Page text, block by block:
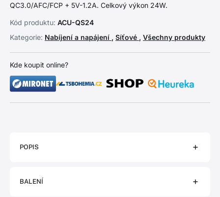
QC3.0/AFC/FCP + 5V-1.2A. Celkový výkon 24W.
Kód produktu: ACU-QS24
Kategorie: Nabíjení a napájení , Síťové , Všechny produkty
Kde koupit online?
POPIS
BALENÍ